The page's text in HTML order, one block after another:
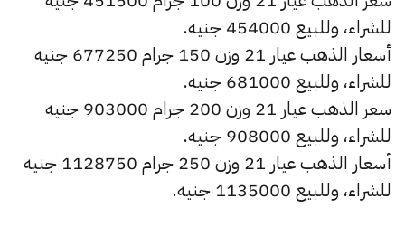
للشراء، وللبيع 454000 جنيه.
أسعار الذهب عيار 21 وزن 150 جرام 677250 جنيه
للشراء، وللبيع 681000 جنيه.
سعر الذهب عيار 21 وزن 200 جرام 903000 جنيه
للشراء، وللبيع 908000 جنيه.
أسعار الذهب عيار 21 وزن 250 جرام 1128750 جنيه
للشراء، وللبيع 1135000 جنيه.